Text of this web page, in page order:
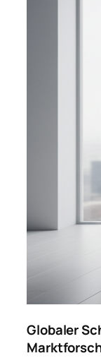
Globaler